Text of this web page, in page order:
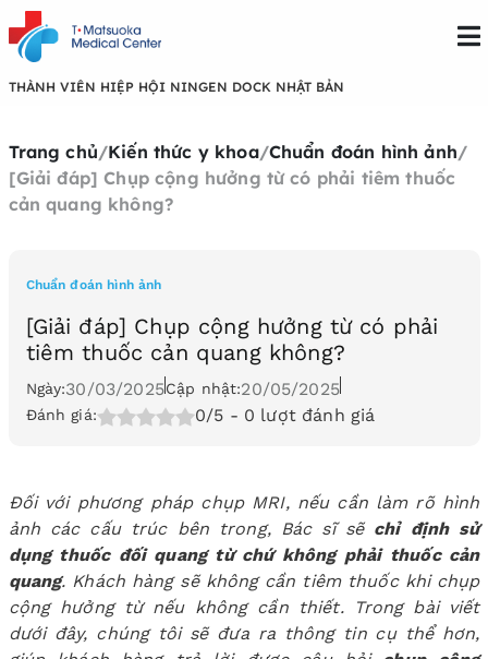
THÀNH VIÊN HIỆP HỘI NINGEN DOCK NHẬT BẢN
Trang chủ/Kiến thức y khoa/Chuẩn đoán hình ảnh/
[Giải đáp] Chụp cộng hưởng từ có phải tiêm thuốc
cản quang không?
Chuẩn đoán hình ảnh
[Giải đáp] Chụp cộng hưởng từ có phải
tiêm thuốc cản quang không?
Ngày:30/03/2025Cập nhật:20/05/2025
Đánh giá: 0/5 - 0 lượt đánh giá
Đối với phương pháp chụp MRI, nếu cần làm rõ hình
ảnh các cấu trúc bên trong, Bác sĩ sẽ chỉ định sử
dụng thuốc đối quang từ chứ không phải thuốc cản
quang. Khách hàng sẽ không cần tiêm thuốc khi chụp
cộng hưởng từ nếu không cần thiết. Trong bài viết
dưới đây, chúng tôi sẽ đưa ra thông tin cụ thể hơn,